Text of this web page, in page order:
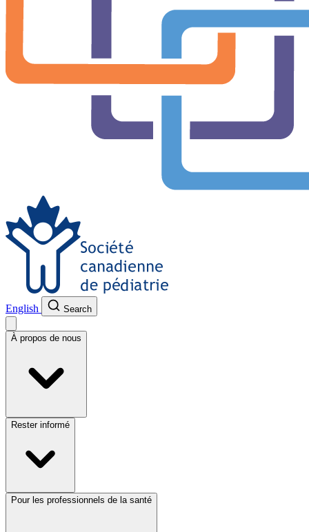
English Search
À propos de nous
Rester informé
Pour les professionnels de la santé